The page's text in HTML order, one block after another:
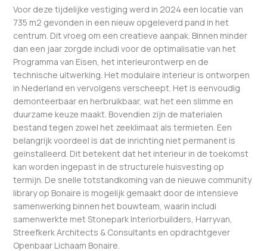
Voor deze tijdelijke vestiging werd in 2024 een locatie van
735 m2 gevonden in een nieuw opgeleverd pand in het
centrum. Dit vroeg om een creatieve aanpak. Binnen minder
dan een jaar zorgde includi voor de optimalisatie van het
Programma van Eisen, het interieurontwerp en de
technische uitwerking. Het modulaire interieur is ontworpen
in Nederland en vervolgens verscheept. Het is eenvoudig
demonteerbaar en herbruikbaar, wat het een slimme en
duurzame keuze maakt. Bovendien zijn de materialen
bestand tegen zowel het zeeklimaat als termieten. Een
belangrijk voordeel is dat de inrichting niet permanent is
geïnstalleerd. Dit betekent dat het interieur in de toekomst
kan worden ingepast in de structurele huisvesting op
termijn. De snelle totstandkoming van de nieuwe community
library op Bonaire is mogelijk gemaakt door de intensieve
samenwerking binnen het bouwteam, waarin includi
samenwerkte met Stonepark Interiorbuilders, Harryvan,
Streefkerk Architects & Consultants en opdrachtgever
Openbaar Lichaam Bonaire.